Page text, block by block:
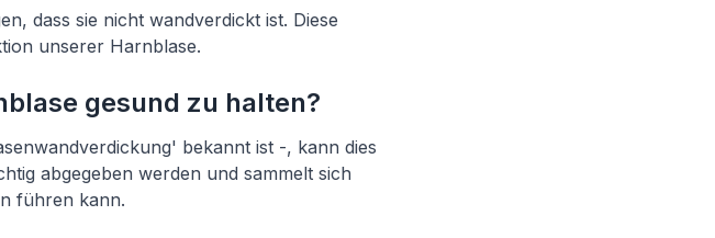
dass sie nicht wandverdickt ist. Diese
unserer Harnblase.
gesund zu halten?
bekannt ist -, kann dies
abgegeben werden und sammelt sich
führen kann.